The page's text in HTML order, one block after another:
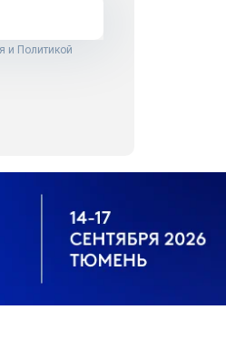
и Политикой